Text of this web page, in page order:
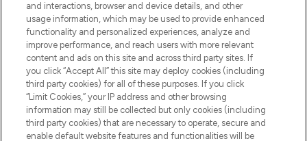
Cookie-Einwilligung
Do Not Sell or Share My Personal
Information
HILFE & INFORMATION
IMPRESSUM
and interactions, browser and device details, and other
usage information, which may be used to provide enhanced
functionality and personalized experiences, analyze and
improve performance, and reach users with more relevant
content and ads on this site and across third party sites. If
you click “Accept All” this site may deploy cookies (including
third party cookies) for all of these purposes. If you click
“Limit Cookies,” your IP address and other browsing
information may still be collected but only cookies (including
third party cookies) that are necessary to operate, secure and
enable default website features and functionalities will be